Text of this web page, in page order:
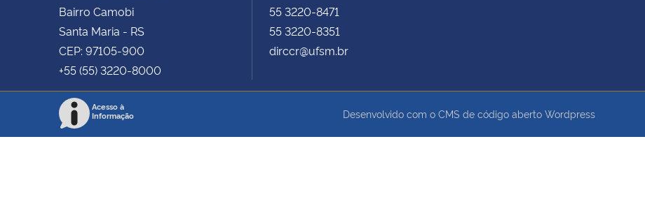
Bairro Camobi
Santa Maria - RS
CEP: 97105-900
+55 (55) 3220-8000
55 3220-8471
55 3220-8351
dirccr@ufsm.br
Acesso à
Informação
Desenvolvido com o CMS de código aberto Wordpress